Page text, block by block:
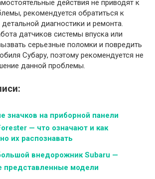
действия не приводят к
рекомендуется обратиться к
диагностики и ремонта.
датчиков системы впуска или
серьезные поломки и повредить
Субару, поэтому рекомендуется не
данной проблемы.
значков на приборной панели
— что означают и как
их распознавать
внедорожник Subaru —
представленные модели